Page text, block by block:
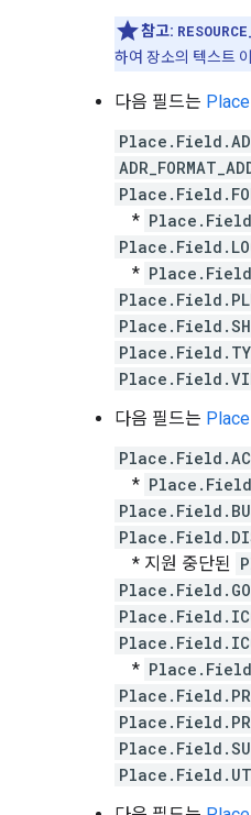
참고:
하여 장소의 텍스트
다음 필드는
*
*
다음 필드는
*
* 지원 중단된
*